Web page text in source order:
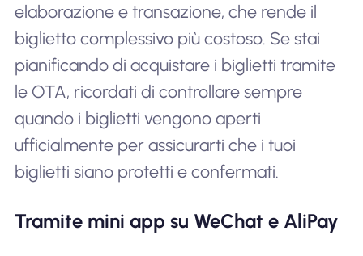
elaborazione e transazione, che rende il
biglietto complessivo più costoso. Se stai
pianificando di acquistare i biglietti tramite
le OTA, ricordati di controllare sempre
quando i biglietti vengono aperti
ufficialmente per assicurarti che i tuoi
biglietti siano protetti e confermati.
Tramite mini app su WeChat e AliPay